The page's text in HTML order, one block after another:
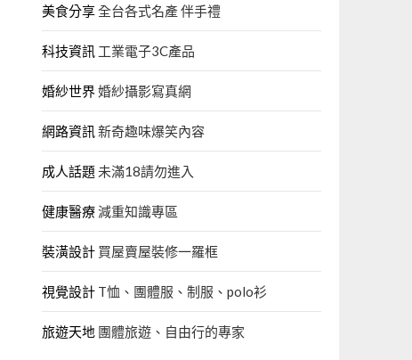
美食分享全台各式名產 伴手禮
科技資訊 工業電子3C產品
婚紗世界婚紗攝影寫真網
網路資訊 新奇趣味爆笑內容
成人話題 未滿18請勿進入
健康醫療減重知識專區
裝潢設計 買屋賣屋裝修一羅框
視覺設計 T恤、團體服、制服、polo衫
旅遊天地 團體旅遊、自由行的專家‎